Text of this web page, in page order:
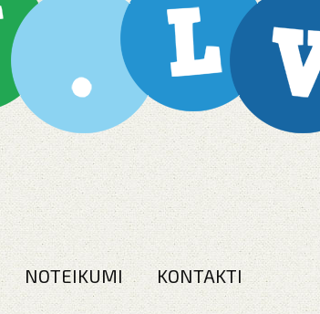
NOTEIKUMI
KONTAKTI